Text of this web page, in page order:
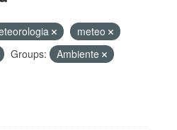
meteo
Groups:
Ambiente